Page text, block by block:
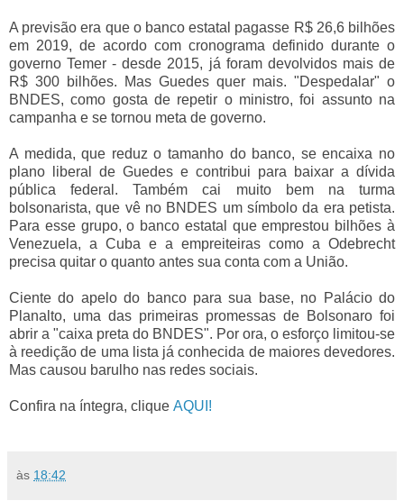
A previsão era que o banco estatal pagasse R$ 26,6 bilhões
em 2019, de acordo com cronograma definido durante o
governo Temer - desde 2015, já foram devolvidos mais de
R$ 300 bilhões. Mas Guedes quer mais. "Despedalar" o
BNDES, como gosta de repetir o ministro, foi assunto na
campanha e se tornou meta de governo.
A medida, que reduz o tamanho do banco, se encaixa no
plano liberal de Guedes e contribui para baixar a dívida
pública federal. Também cai muito bem na turma
bolsonarista, que vê no BNDES um símbolo da era petista.
Para esse grupo, o banco estatal que emprestou bilhões à
Venezuela, a Cuba e a empreiteiras como a Odebrecht
precisa quitar o quanto antes sua conta com a União.
Ciente do apelo do banco para sua base, no Palácio do
Planalto, uma das primeiras promessas de Bolsonaro foi
abrir a "caixa preta do BNDES". Por ora, o esforço limitou-se
à reedição de uma lista já conhecida de maiores devedores.
Mas causou barulho nas redes sociais.
Confira na íntegra, clique AQUI!
às 18:42